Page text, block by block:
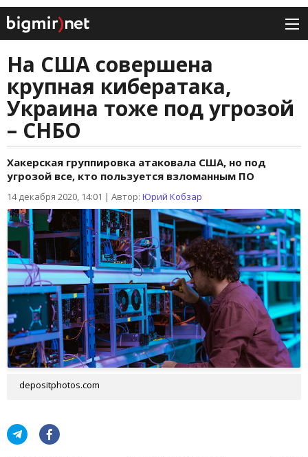
На США совершена
крупная кибератака,
Украина тоже под угрозой
– СНБО
Хакерская группировка атаковала США, но под
угрозой все, кто пользуется взломанным ПО
14 декабря 2020, 14:01 | Автор: Юрий Кобзар
depositphotos.com